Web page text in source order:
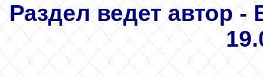
Раздел ведет автор